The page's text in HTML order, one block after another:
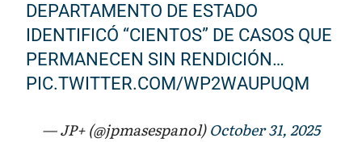
DEPARTAMENTO DE ESTADO
IDENTIFICÓ “CIENTOS” DE CASOS QUE
PERMANECEN SIN RENDICIÓN…
PIC.TWITTER.COM/WP2WAUPUQM
— JP+ (@jpmasespanol)October 31, 2025